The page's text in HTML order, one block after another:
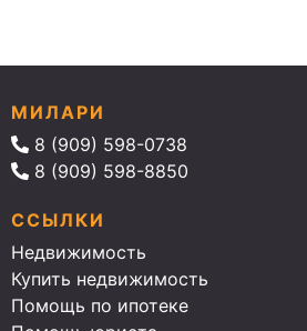
МИЛАРИ
8 (909) 598-0738
8 (909) 598-8850
ССЫЛКИ
Недвижимость
Купить недвижимость
Помощь по ипотеке